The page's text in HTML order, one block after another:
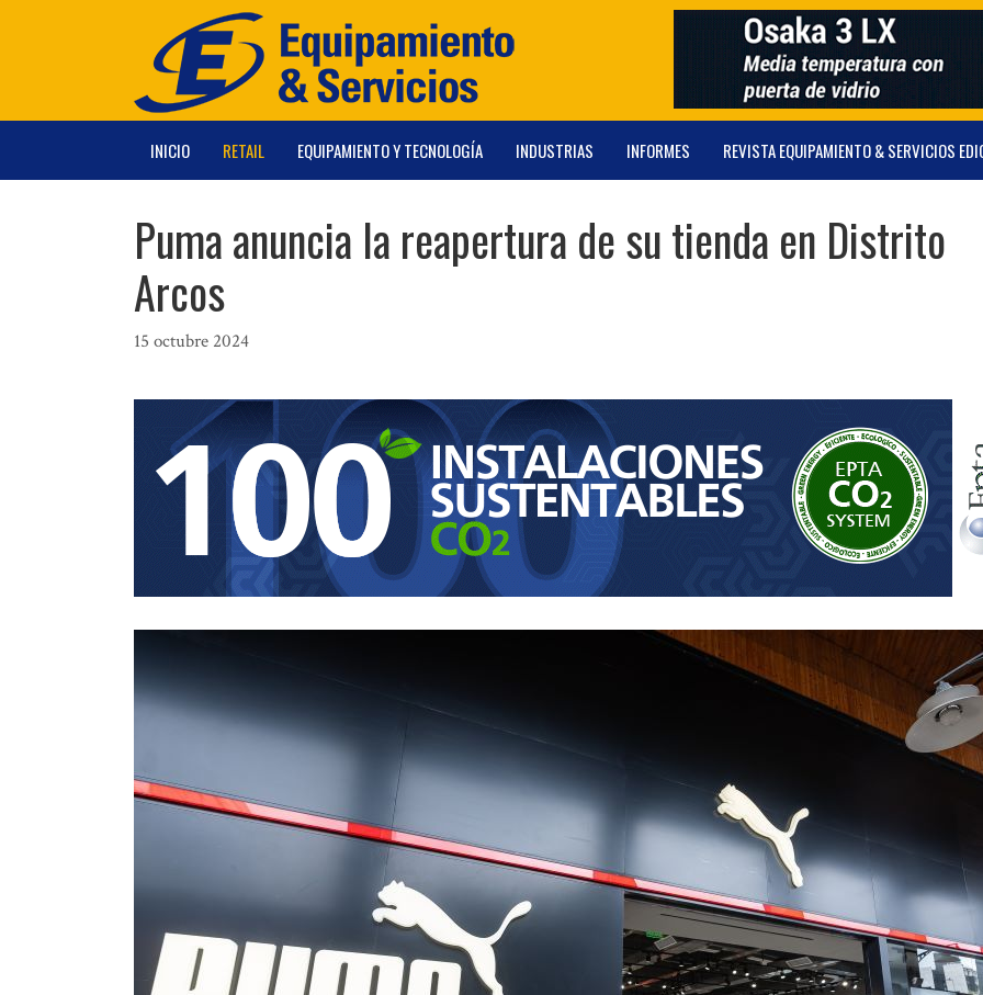
INICIO RETAIL EQUIPAMIENTO Y TECNOLOGÍA INDUSTRIAS INFORMES REVISTA EQUIPAMIENTO & SERVICIOS
Puma anuncia la reapertura de su tienda en Distrito
Arcos
15 octubre 2024